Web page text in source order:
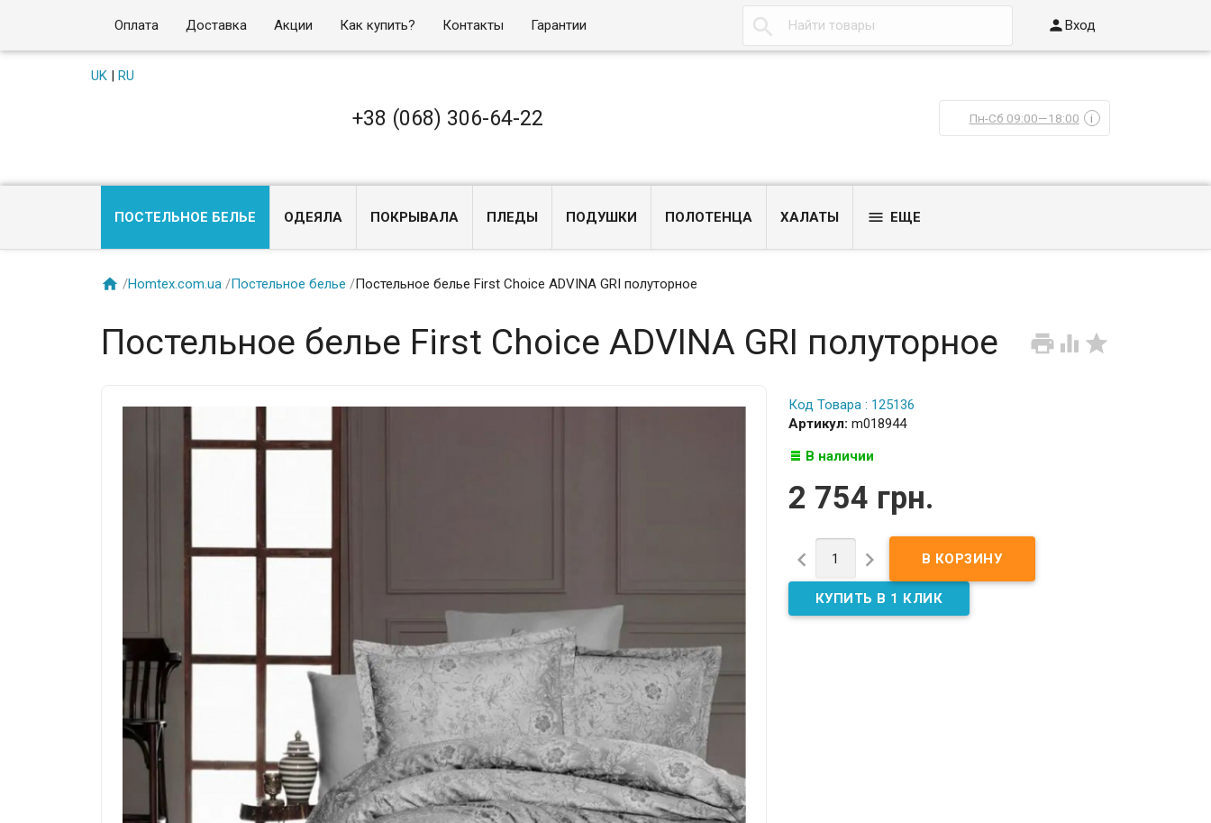
Оплата Доставка Акции Как купить? Контакты Гарантии  Вход
UK| RU
+38 (068) 306-64-22 Пн-Сб 09:00—18:00 i
ПОСТЕЛЬНОЕ БЕЛЬЕ ОДЕЯЛА ПОКРЫВАЛА ПЛЕДЫ ПОДУШКИ ПОЛОТЕНЦА ХАЛАТЫ  ЕЩЕ
 /Homtex.com.ua /Постельное белье /Постельное белье First Choice ADVINA GRI полуторное
  
Постельное белье First Choice ADVINA GRI полуторное
Код Товара : 125136
Артикул: m018944
В наличии
2 754 грн.
 